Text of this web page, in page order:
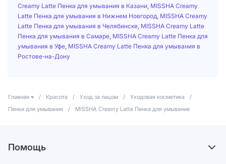
Creamy Latte Пенка для умывания в Казани MISSHA Creamy
Latte Пенка для умывания в Нижнем Новгород MISSHA Creamy
Latte Пенка для умывания в Челябинске MISSHA Creamy Latte
Пенка для умывания в Самаре MISSHA Creamy Latte Пенка для
умывания в Уфе MISSHA Creamy Latte Пенка для умывания в
Ростове-на-Дону
Главная / Красота / Уход за лицом / Уходовая косметика
/
Пенки для умывания
/ MISSHA Creamy Latte Пенка для умывания
Помощь